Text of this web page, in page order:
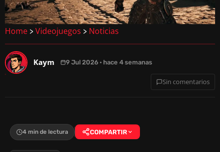
Home > Videojuegos > Noticias
Kaym 9 Jul 2026 · hace 4 semanas
Sin comentarios
4 min de lectura COMPARTIR